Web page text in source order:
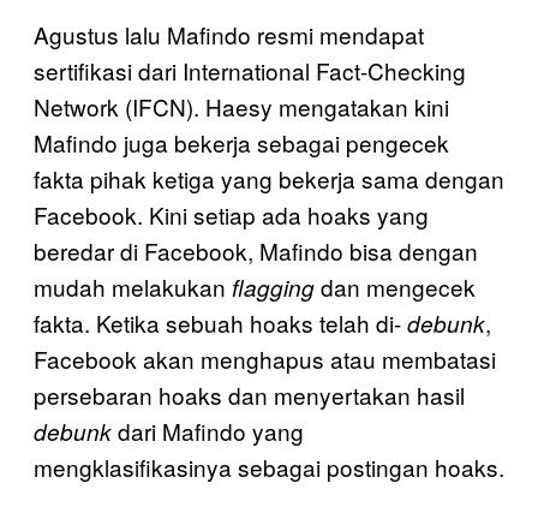
Agustus lalu Mafindo resmi mendapat
sertifikasi dari International Fact-Checking
Network (IFCN). Haesy mengatakan kini
Mafindo juga bekerja sebagai pengecek
fakta pihak ketiga yang bekerja sama dengan
Facebook. Kini setiap ada hoaks yang
beredar di Facebook, Mafindo bisa dengan
mudah melakukan flaggingdan mengecek
fakta. Ketika sebuah hoaks telah di-debunk,
Facebook akan menghapus atau membatasi
persebaran hoaks dan menyertakan hasil
debunkdari Mafindo yang
mengklasifikasinya sebagai postingan hoaks.